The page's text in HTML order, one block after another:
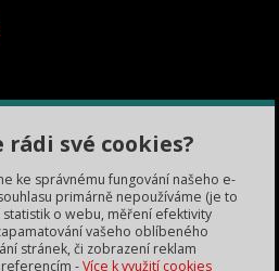
rádi své cookies?
ke správnému fungování našeho e-
primárně nepoužíváme (je to
statistik o webu, měření efektivity
vašeho oblíbeného
stránek, či zobrazení reklam
-Více k využití cookies